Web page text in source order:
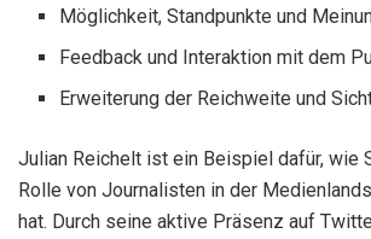
Möglichkeit, Standpunkte und
Feedback und Interaktion mit dem
Erweiterung der Reichweite und
Julian Reichelt ist ein Beispiel dafür, wie
Rolle von Journalisten in der
hat. Durch seine aktive Präsenz auf